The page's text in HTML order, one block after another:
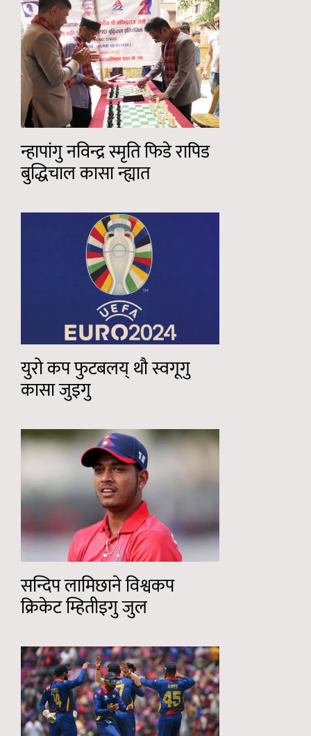
न्हापांगु नविन्द्र स्मृति फिडे रापिड
बुद्धिचाल कासा न्ह्यात
युरो कप फुटबलय् थौ स्वगूगु
कासा जुइगु
सन्दिप लामिछाने विश्वकप
क्रिकेट म्हितीइगु जुल